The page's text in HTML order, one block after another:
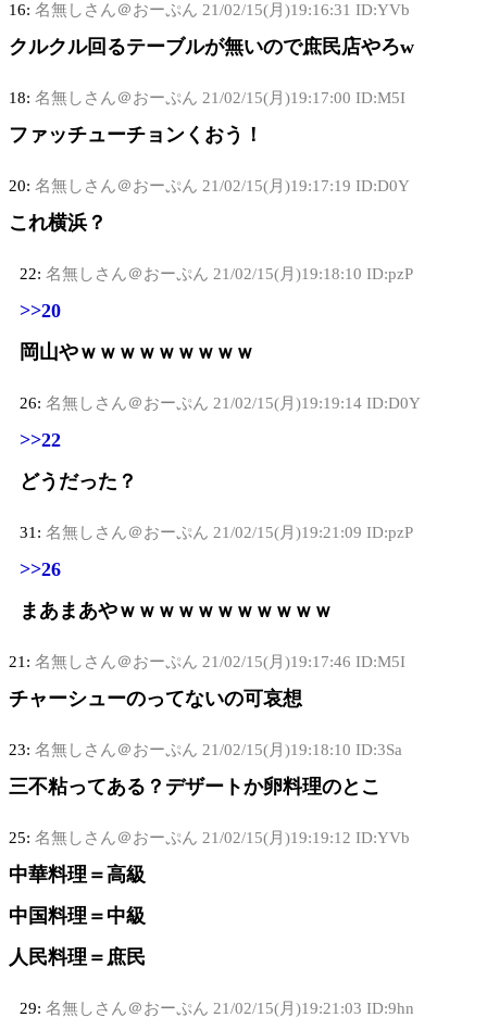
16: 名無しさん＠おーぷん 21/02/15(月)19:16:31 ID:YVb
クルクル回るテーブルが無いので庶民店やろw
18: 名無しさん＠おーぷん 21/02/15(月)19:17:00 ID:M5I
ファッチューチョンくおう！
20: 名無しさん＠おーぷん 21/02/15(月)19:17:19 ID:D0Y
これ横浜？
22: 名無しさん＠おーぷん 21/02/15(月)19:18:10 ID:pzP
>>20
岡山やｗｗｗｗｗｗｗｗｗ
26: 名無しさん＠おーぷん 21/02/15(月)19:19:14 ID:D0Y
>>22
どうだった？
31: 名無しさん＠おーぷん 21/02/15(月)19:21:09 ID:pzP
>>26
まあまあやｗｗｗｗｗｗｗｗｗｗｗ
21: 名無しさん＠おーぷん 21/02/15(月)19:17:46 ID:M5I
チャーシューのってないの可哀想
23: 名無しさん＠おーぷん 21/02/15(月)19:18:10 ID:3Sa
三不粘ってある？デザートか卵料理のとこ
25: 名無しさん＠おーぷん 21/02/15(月)19:19:12 ID:YVb
中華料理＝高級
中国料理＝中級
人民料理＝庶民
29: 名無しさん＠おーぷん 21/02/15(月)19:21:03 ID:9hn